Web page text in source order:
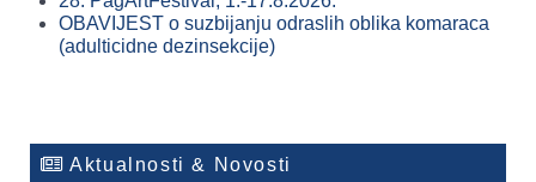
OBAVIJEST o suzbijanju odraslih oblika komaraca
(adulticidne dezinsekcije)
Aktualnosti & Novosti